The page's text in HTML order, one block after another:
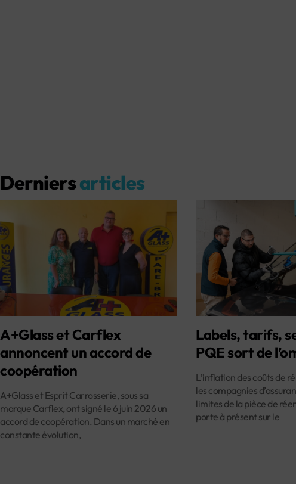
Derniersarticles
A+Glass et Carflex
annoncent un accord de
coopération
A+Glass et Esprit Carrosserie, sous sa
marque Carflex, ont signé le 6 juin 2026 un
accord de coopération. Dans un marché en
constante évolution,
Labels, tarifs,
PQE sort de
L’inflation des coûts de
les compagnies
limites de la pièce de
porte à présent sur le